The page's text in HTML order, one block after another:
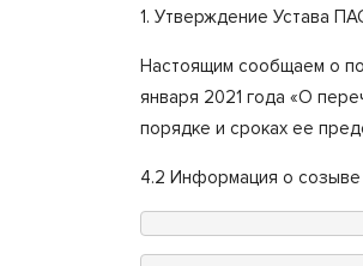
1. Утверждение Устава
Настоящим сообщаем о
января 2021 года «О
порядке и сроках ее
4.2 Информация о созыве